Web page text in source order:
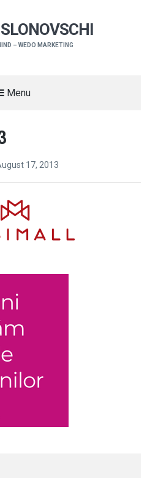
– WEDO MARKETING
Menu
17, 2013